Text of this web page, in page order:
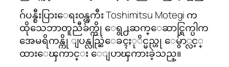
ဂ်ပန္စီးပြားေရး၀န္ၾကီး Toshimitsu Motegi က
ထိုသေဘာတူညီခ်က္ကို ေရွ႕ဆက္ေဆာင္ရြက္ပါက
အေမရိကန္ကို ျပန္လည္ဆြဲေခၚႏုိင္မည္ဟု ေမွ်ာ္လင့္
ထားေၾကာင္း ေျပာၾကားခဲ့သည္။